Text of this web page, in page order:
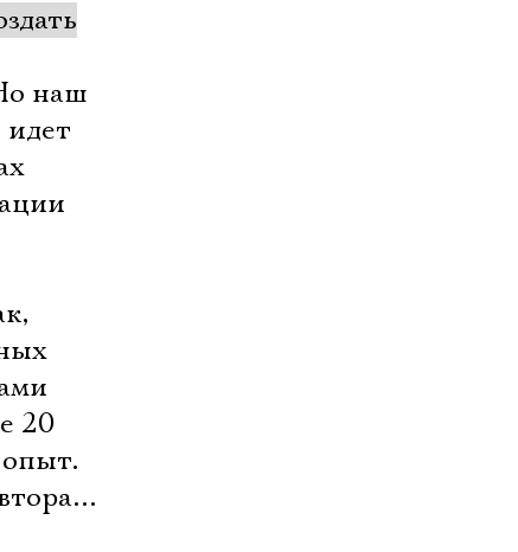
наш
идет
20